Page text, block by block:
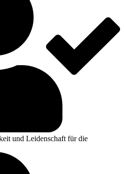
und Leidenschaft für die